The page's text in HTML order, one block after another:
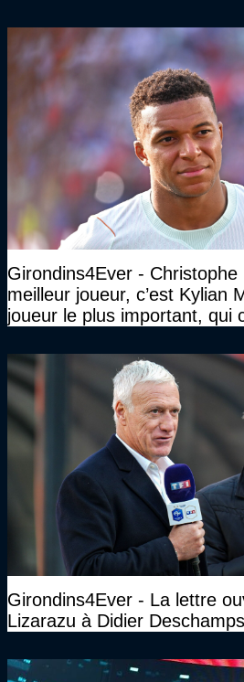
Girondins4Ever -
meilleur joueur, c’est Kylian
joueur le plus important, qui
c’est Michael Olise"
Girondins4Ever - La lettre
Lizarazu à Didier Deschamps